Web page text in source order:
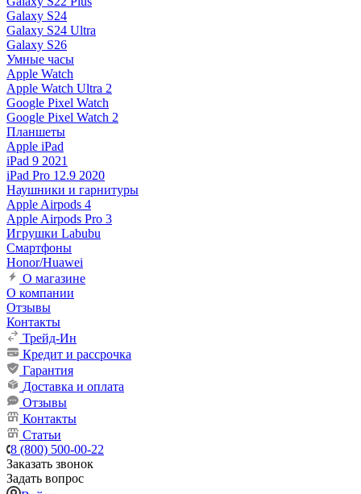
Galaxy S24
Galaxy S24 Ultra
Galaxy S26
Умные часы
Apple Watch
Apple Watch Ultra 2
Google Pixel Watch
Google Pixel Watch 2
Планшеты
Apple iPad
iPad 9 2021
iPad Pro 12.9 2020
Наушники и гарнитуры
Apple Airpods 4
Apple Airpods Pro 3
Игрушки Labubu
Смартфоны
Honor/Huawei
О магазине
О компании
Отзывы
Контакты
Трейд-Ин
Кредит и рассрочка
Гарантия
Доставка и оплата
Отзывы
Контакты
Статьи
8 (800) 500-00-22
Заказать звонок
Задать вопрос